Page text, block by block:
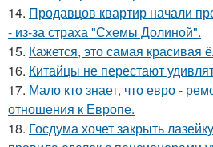
14. Продавцов квартир начали
- из-за страха "Схемы Долиной".
15. Кажется, это самая красивая
16. Китайцы не перестают
17. Мало кто знает, что евро -
отношения к Европе.
18. Госдума хочет закрыть